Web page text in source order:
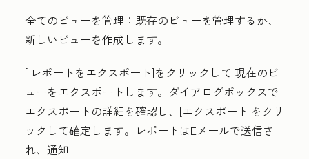
全てのビューを管理： 既存のビューを管理するか、
新しいビューを作成します。
[ レポートをエクスポート]をクリックして 現在のビ
ューをエクスポートします。ダイアログボックスで
エクスポートの詳細を確認し、[エクスポート をクリ
ックして確定します。レポートはEメールで送信さ
れ、 通知